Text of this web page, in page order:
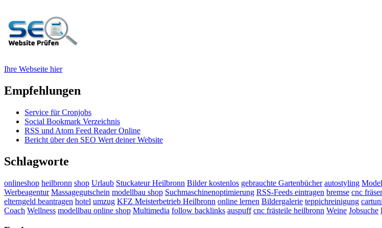
Ihre Webseite hier
Empfehlungen
Service für Cronjobs
Social Bookmark Verzeichnis
RSS und Atom Feed Reader Online
Bericht über den SEO Wert deiner Website
Schlagworte
onlineshop heilbronn shop Urlaub Stuckateur Heilbronn Bilder kostenlos gebrauchte Gartenbücher autostyling
Werbeagentur Massagegutschein modellbau shop Suchmaschinenoptimierung RSS-Feeds eintragen bremse cnc
elterngeld beantragen hotel umzug KFZ Meisterbetrieb Heilbronn online lernen Bildergalerie teppichreinigung
Coach Wellness modellbau online shop Multimedia follow backlinks auspuff cnc frästeile heilbronn Weine Jobsuche